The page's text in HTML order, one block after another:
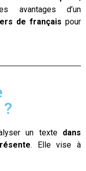
avantages d’un
de français pour
un texte dans
. Elle vise à